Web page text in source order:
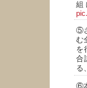
組
⑤
む
を
合
る
⑥